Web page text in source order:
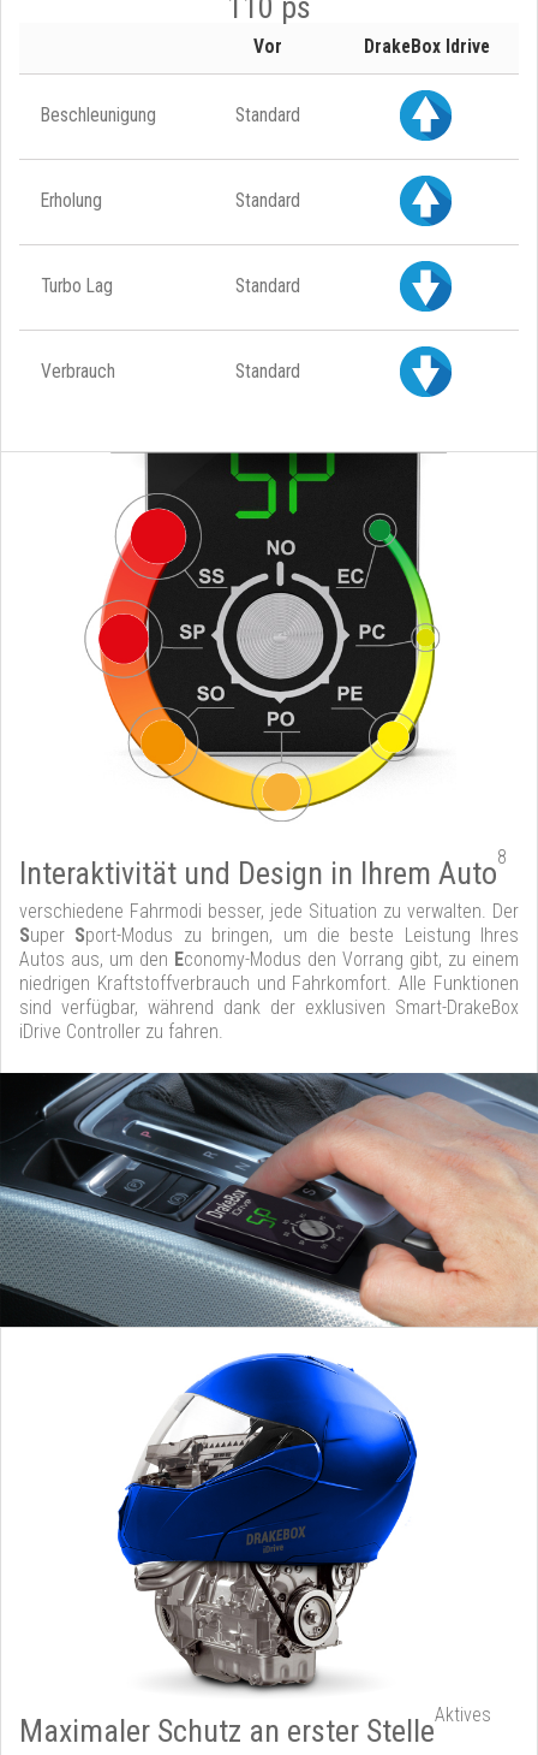
Vor DrakeBox Idrive
Beschleunigung Standard
Erholung Standard
Turbo Lag Standard
Verbrauch Standard
Interaktivität und Design in Ihrem Auto8
verschiedene Fahrmodi besser, jede Situation zu verwalten. Der
Super Sport-Modus zu bringen, um die beste Leistung Ihres
Autos aus, um den Economy-Modus den Vorrang gibt, zu einem
niedrigen Kraftstoffverbrauch und Fahrkomfort. Alle Funktionen
sind verfügbar, während dank der exklusiven Smart-DrakeBox
iDrive Controller zu fahren.
Maximaler Schutz an erster StelleAktives